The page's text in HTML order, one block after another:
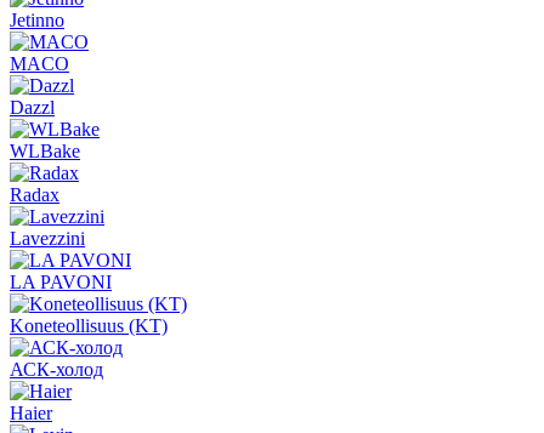
Jetinno
MACO
Dazzl
WLBake
Radax
Lavezzini
LA PAVONI
Koneteollisuus (KT)
АСК-холод
Haier